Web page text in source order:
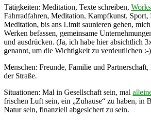
Tätigkeiten: Meditation, Texte schreiben,
Fahrradfahren, Meditation, Kampfkunst, Sport,
Meditation, bis ans Limit saunieren gehen,
Werken befassen, gemeinsame
und ausdrücken. (Ja, ich habe hier absichtlich
genannt, um die Wichtigkeit zu verdeutlichen :-
Menschen: Freunde, Familie und
der Straße.
Situationen: Mal in Gesellschaft sein, mal
frischen Luft sein, ein „Zuhause“ zu haben, in
Natur sein, finanziell abgesichert zu sein.